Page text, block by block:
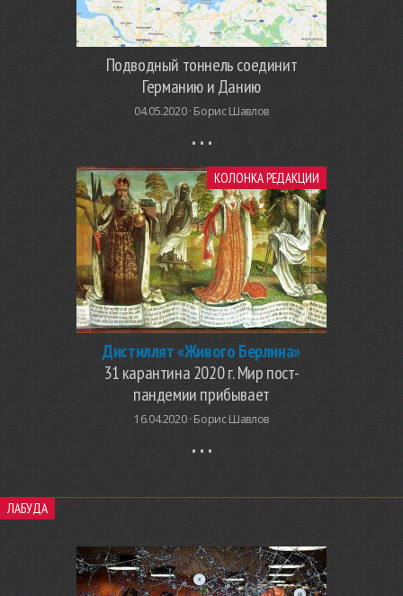
Подводный тоннель соединит
Германию и Данию
04.05.2020 · Борис Шавлов
КОЛОНКА РЕДАКЦИИ
Дистиллят «Живого Берлина»
31 карантина 2020 г. Мир пост-
пандемии прибывает
16.04.2020 · Борис Шавлов
ЛАБУДА